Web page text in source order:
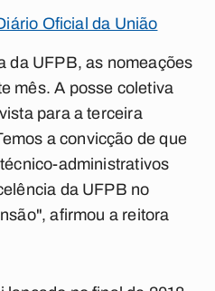
Oficial da União
da UFPB, as nomeações
mês. A posse coletiva
para a terceira
a convicção de que
administrativos
da UFPB no
afirmou a reitora